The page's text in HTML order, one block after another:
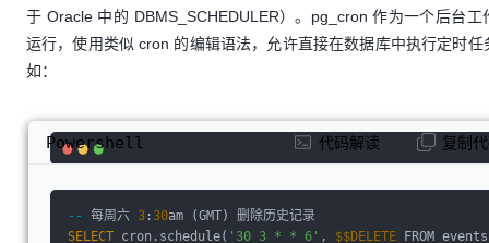
于 Oracle 中的 DBMS_SCHEDULER）。pg_cron 作为一个后台工
运行，使用类似 cron 的编辑语法，允许直接在数据库中执行定时任
如：
-- 每周六 3 : 30am (GMT) 删除历史记录
SELECT cron.schedule( '30 3 * * 6' , $$DELETE FROM events
Powershell 代码解读 复制